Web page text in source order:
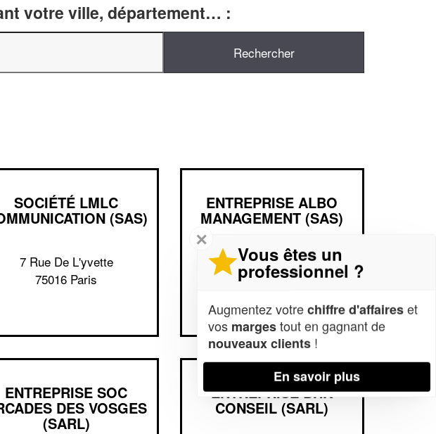
votre ville, département… :
SOCIÉTÉ LMLC
(SAS)
7 Rue De L'yvette
75016 Paris
ENTREPRISE ALBO
MANAGEMENT (SAS)
9 Rue De Tunis
75011 Paris
ENTREPRISE SOC
DES VOSGES
(SARL)
ENTREPRISE BHK
CONSEIL (SARL)
✕
Vous êtes un
professionnel ?
Augmentez votrechiffre d'affaireset
vos margestout en gagnant de
nouveaux clients !
En savoir plus